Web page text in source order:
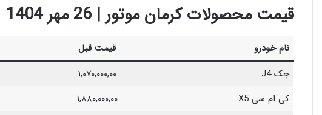
قیمت محصولات کرمان موتور | 26 مهر 1404
نام خودرو قیمت قبل
جک J4
۱,۰۷۰,۰۰۰,۰۰
کی ام سی X5
۱,۸۸۰,۰۰۰,۰۰